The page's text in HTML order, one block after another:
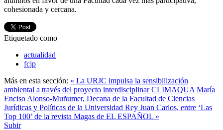
cohesionada y cercana.
Etiquetado como
actualidad
fcjp
Más en esta sección: « La URJC impulsa la sensibilización
ambiental a través del proyecto interdisciplinar CLIMAQUA María
Enciso Alonso-Muñumer, Decana de la Facultad de Ciencias
Jurídicas y Políticas de la Universidad Rey Juan Carlos, entre ‘Las
Top 100’ de la revista Magas de EL ESPAÑOL »
Subir